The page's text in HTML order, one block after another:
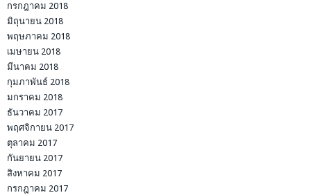
กรกฎาคม 2018
มิถุนายน 2018
พฤษภาคม 2018
เมษายน 2018
มีนาคม 2018
กุมภาพันธ์ 2018
มกราคม 2018
ธันวาคม 2017
พฤศจิกายน 2017
ตุลาคม 2017
กันยายน 2017
สิงหาคม 2017
กรกฎาคม 2017